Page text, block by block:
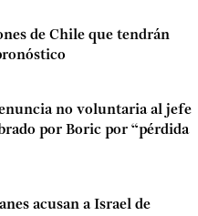
de Chile que tendrán
no voluntaria al jefe
por Boric por “pérdida
acusan a Israel de